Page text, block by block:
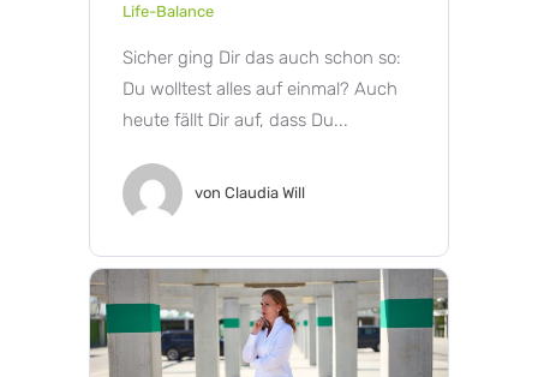
Life-Balance
Sicher ging Dir das auch schon so:
Du wolltest alles auf einmal? Auch
heute fällt Dir auf, dass Du...
von Claudia Will